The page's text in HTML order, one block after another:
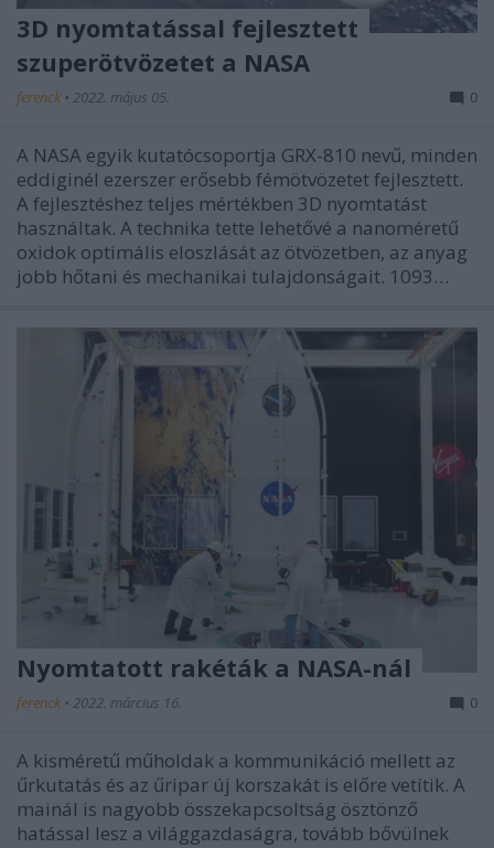
3D nyomtatással fejlesztett
szuperötvözetet a NASA
ferenck • 2022. május 05. 0
A NASA egyik kutatócsoportja GRX-810 nevű, minden
eddiginél ezerszer erősebb fémötvözetet fejlesztett.
A fejlesztéshez teljes mértékben 3D nyomtatást
használtak. A technika tette lehetővé a nanoméretű
oxidok optimális eloszlását az ötvözetben, az anyag
jobb hőtani és mechanikai tulajdonságait. 1093…
Nyomtatott rakéták a NASA-nál
ferenck • 2022. március 16. 0
A kisméretű műholdak a kommunikáció mellett az
űrkutatás és az űripar új korszakát is előre vetítik. A
mainál is nagyobb összekapcsoltság ösztönző
hatással lesz a világgazdaságra, tovább bővülnek